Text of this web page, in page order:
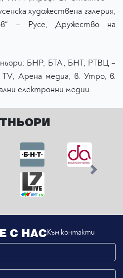
художествена галерия,
– Русе, Дружество на
БНР, БТА, БНТ, РТВЦ –
TV, Арена медиа, в. Утро, в.
електронни медии.
Next
С НАСКъм контакти